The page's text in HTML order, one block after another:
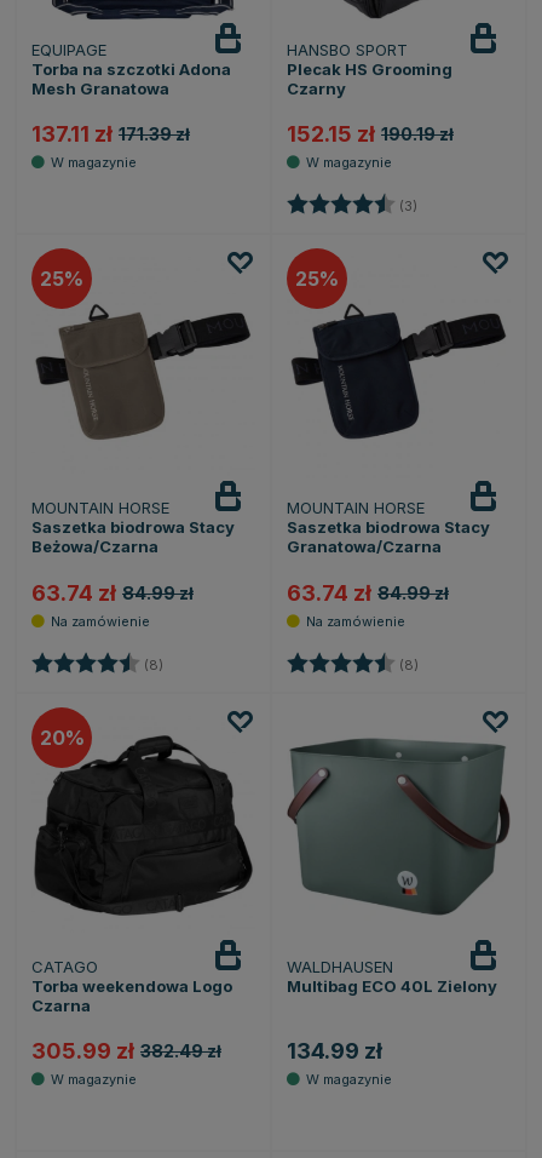
EQUIPAGE
Torba na szczotki Adona
Mesh Granatowa
137.11 zł 171.39 zł
HANSBO SPORT
Plecak HS Grooming
Czarny
152.15 zł 190.19 zł
Ocena: (3)
25
MOUNTAIN HORSE
Saszetka biodrowa Stacy
Beżowa/Czarna
63.74 zł 84.99 zł
Ocena: (8) 4.5 na 5 gwiazdek
25
MOUNTAIN HORSE
Saszetka biodrowa Stacy
Granatowa/Czarna
63.74 zł 84.99 zł
Ocena: (8)
20
CATAGO
Torba weekendowa Logo
Czarna
305.99 zł 382.49 zł
WALDHAUSEN
Multibag ECO 40L Zielony
134.99 zł